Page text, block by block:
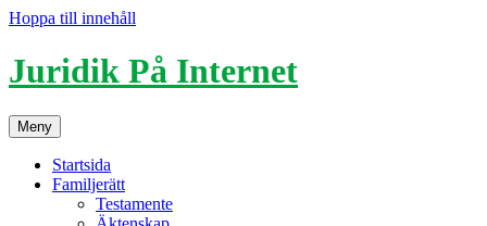
Hoppa till innehåll
Juridik På Internet
Meny
Startsida
Familjerätt
Testamente